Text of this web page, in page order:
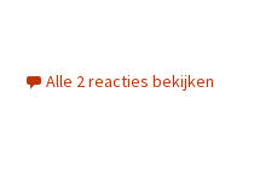
Alle 2 reacties bekijken